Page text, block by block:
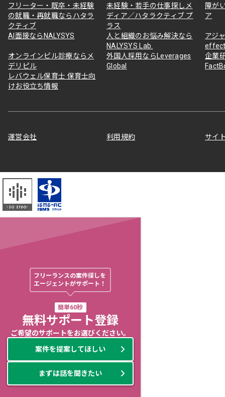
フリーター・既卒・未経験
の就職・再就職ならハタラ
クティブ
未経験・若手の仕事探しメ
ディア／ハタラクティブ プ
ラス
障が
ア
AI面接ならNALYSYS
人と組織のお悩み解決なら
NALYSYS Lab.
アジ
オンラインピル診療ならメ
デリピル
外国人採用ならLeverages
Global
企業
レバウェル保育士 保育士向
けお役立ち情報
運営会社 利用規約 サイ
フリーランスの案件探しを
エージェントがサポート！
簡単60秒
無料サポート登録
ご希望のサポートをお選びください。
案件を提案してほしい
まずは話を聞きたい